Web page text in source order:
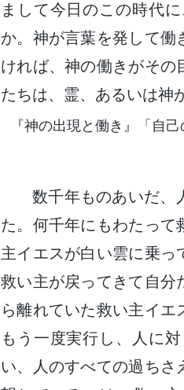
まして今日のこの時代
か。神が言葉を発して働
ければ、神の働きがその
たちは、霊、あるいは神
『神の出現と働き』「自
数千年ものあいだ、
た。何千年にもわたって
主イエスが白い雲に乗っ
救い主が戻ってきて自分
ら離れていた救い主イ
もう一度実行し、人に
い、人のすべての過ちさ